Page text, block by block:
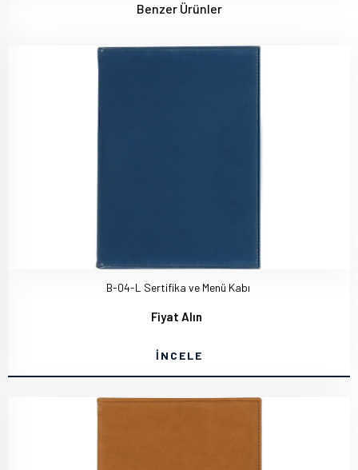
Benzer Ürünler
B-04-L Sertifika ve Menü Kabı
Fiyat Alın
İNCELE